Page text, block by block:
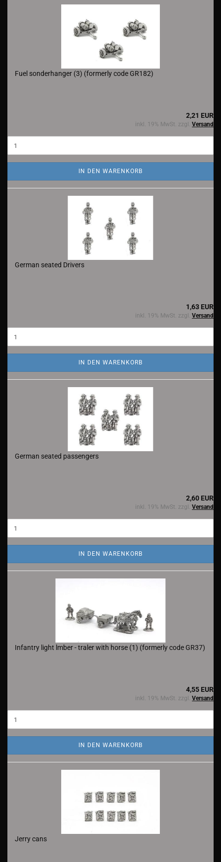
Fuel sonderhanger (3) (formerly code GR182)
2,21 EUR
inkl. 19% MwSt. zzgl. Versand
IN DEN WARENKORB
German seated Drivers
1,63 EUR
inkl. 19% MwSt. zzgl. Versand
IN DEN WARENKORB
German seated passengers
2,60 EUR
inkl. 19% MwSt. zzgl. Versand
IN DEN WARENKORB
Infantry light lmber - traler with horse (1) (formerly code GR37)
4,55 EUR
inkl. 19% MwSt. zzgl. Versand
IN DEN WARENKORB
Jerry cans